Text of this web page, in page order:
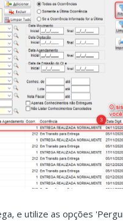
e utilize as opções